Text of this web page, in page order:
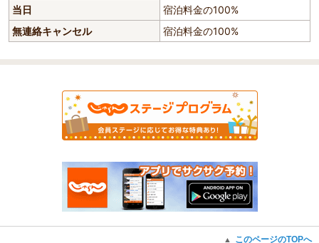
当日
宿泊料金の100%
無連絡キャンセル
宿泊料金の100%
▲ このページのTOPへ